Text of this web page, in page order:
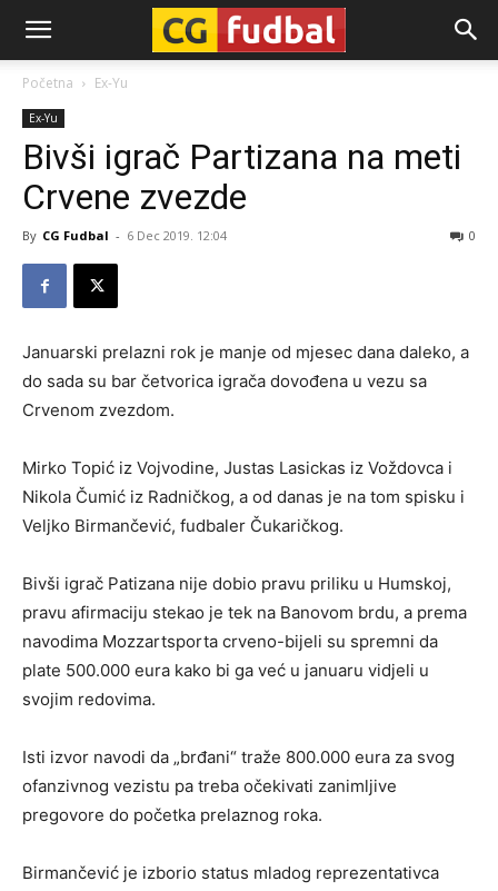
CG-
Fudbal
Početna Ex-Yu
Ex-Yu
Bivši igrač Partizana na meti
Crvene zvezde
By CG Fudbal - 6 Dec 2019. 12:04 0
Januarski prelazni rok je manje od mjesec dana daleko, a
do sada su bar četvorica igrača dovođena u vezu sa
Crvenom zvezdom.
Mirko Topić iz Vojvodine, Justas Lasickas iz Voždovca i
Nikola Čumić iz Radničkog, a od danas je na tom spisku i
Veljko Birmančević, fudbaler Čukaričkog.
Bivši igrač Patizana nije dobio pravu priliku u Humskoj,
pravu afirmaciju stekao je tek na Banovom brdu, a prema
navodima Mozzartsporta crveno-bijeli su spremni da
plate 500.000 eura kako bi ga već u januaru vidjeli u
svojim redovima.
Isti izvor navodi da „brđani“ traže 800.000 eura za svog
ofanzivnog vezistu pa treba očekivati zanimljive
pregovore do početka prelaznog roka.
Birmančević je izborio status mladog reprezentativca